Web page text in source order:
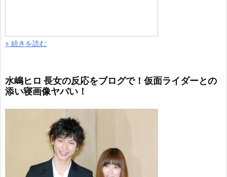
» 続きを読む
水嶋ヒロ 長女の反応をブログで！仮面ライダーとの
添い寝画像ヤバい！